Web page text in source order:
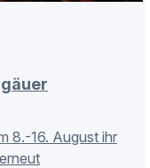
8.-16. August ihr